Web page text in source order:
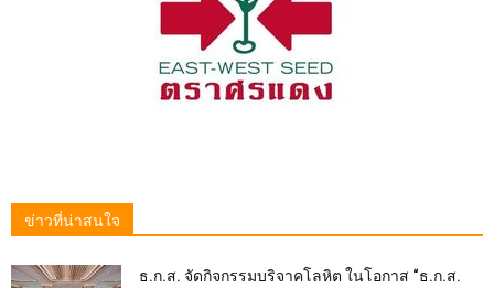
ข่าวที่น่าสนใจ
ธ.ก.ส. จัดกิจกรรมบริจาคโลหิต ในโอกาส “ธ.ก.ส.